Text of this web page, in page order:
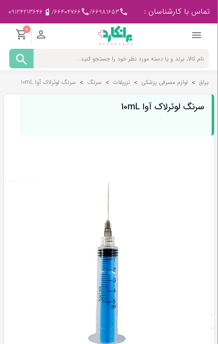
تماس با کارشناسان : 66981653
/
66404766
/
09124213646
0
مادر
کودک
پزشکی
-
ورزشی
یراق > لوازم مصرفی پزشکی > تزریقات > سرنگ > سرنگ لوئرلاک آوا 10mL
سرنگ لوئرلاک آوا 10mL